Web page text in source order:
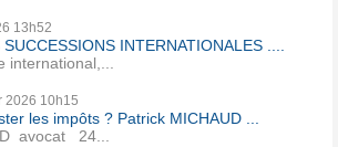
13h52
INTERNATIONALES ....
international,...
2026 10h15
les impôts ? Patrick MICHAUD ...
avocat 24...